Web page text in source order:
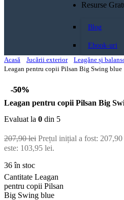
Resurse
Blog
Ebook-uri
Acasă
Jucării exterior
Leagăne și
Leagan pentru copii Pilsan Big Swing blue
-50%
-50%
Leagan pentru copii Pilsan Big
Evaluat la 0 din 5
207,90lei Prețul inițial a fost: 207,90
este: 103,95 lei.
36 în stoc
Cantitate Leagan
pentru copii Pilsan
Big Swing blue